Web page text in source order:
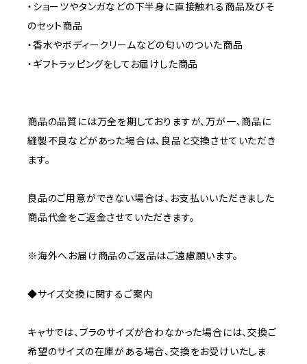
・ショーツやタンガなどの下半身に直接触れる商品及びそ
のセット商品
・香水やボディークリームなどの匂いのついた商品
・ギフトラッピングをしてお届けした商品
商品の品質には万全を期しておりますが、万が一、商品に
縫製不良などがあった場合は、良品と交換させていただき
ます。
良品のご用意ができない場合は、お支払いいただきました
商品代金をご返金させていただきます。
※海外へお届け商品のご返品はご遠慮願います。
◆サイズ交換に関するご案内
キャサでは、ブラのサイズが合わなかった場合には、交換ご
希望のサイズの在庫がある場合、交換をお受けいたしま